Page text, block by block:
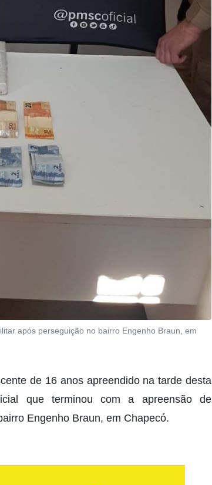
após perseguição no bairro Engenho Braun, em
de 16 anos apreendido na tarde desta
que terminou com a apreensão de
Engenho Braun, em Chapecó.